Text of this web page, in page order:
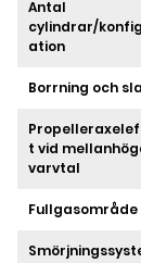
Antal
cylindrar/
ation
Borrning och
t vid
varvtal
Fullgasområde